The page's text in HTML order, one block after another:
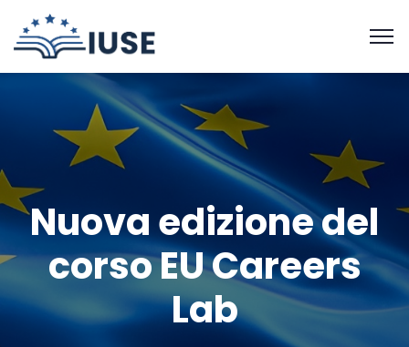
Nuova edizione del
corso EU Careers
Lab